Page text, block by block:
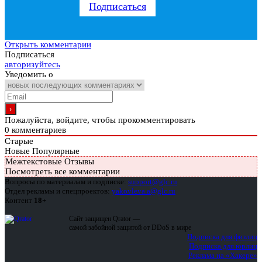
Подписаться
Открыть комментарии
Подписаться
авторизуйтесь
Уведомить о
Пожалуйста, войдите, чтобы прокомментировать
0 комментариев
Старые
Новые Популярные
Межтекстовые Отзывы
Посмотреть все комментарии
Вопросы по материалам и подписке: support@glc.ru
Отдел рекламы и спецпроектов: yakovleva.a@glc.ru
Контент 18+
Сайт защищен Qrator —
самой забойной защитой от DDoS в мире
Подписка для физлиц
Подписка для юрлиц
Реклама на «Хакере»